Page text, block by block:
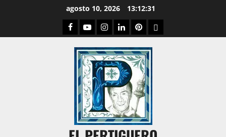
agosto 10, 2026 13:12:33
Facebook
YoutubeInstagram
LinkedPinterestDribbble